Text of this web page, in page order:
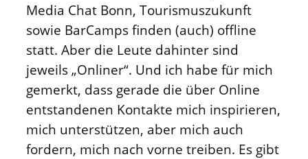
Media Chat Bonn, Tourismuszukunft
sowie BarCamps finden (auch) offline
statt. Aber die Leute dahinter sind
jeweils „Onliner“. Und ich habe für mich
gemerkt, dass gerade die über Online
entstandenen Kontakte mich inspirieren,
mich unterstützen, aber mich auch
fordern, mich nach vorne treiben. Es gibt